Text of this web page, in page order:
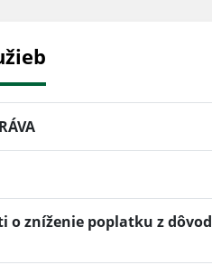
zníženie poplatku z